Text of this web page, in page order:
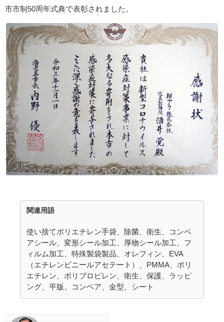
市市制50周年式典で表彰されました。
関連用語
使い捨てポリエチレン手袋、除菌、衛生、コンベ
アシール、変形シール加工、厚物シール加工、フ
ィルム加工、特殊製袋製品、オレフィン、EVA
（エチレンビニールアセテート）、PMMA、ポリ
エチレン、ポリプロピレン、衛生、保護、ラッピ
ング、平版、コンベア、金型、シート